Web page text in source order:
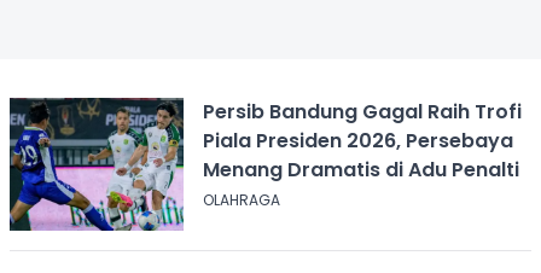
Persib Bandung Gagal Raih Trofi
Piala Presiden 2026, Persebaya
Menang Dramatis di Adu Penalti
OLAHRAGA